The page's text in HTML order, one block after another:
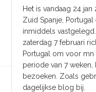
Het is vandaag 24
Zuid Spanje,
inmiddels
zaterdag 7 februari
Portugal om voor
periode van 7 weken,
bezoeken. Zoals
dagelijkse blog bij.